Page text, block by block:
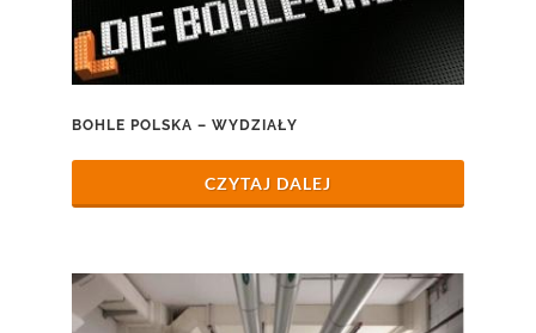
BOHLE POLSKA – WYDZIAŁY
CZYTAJ DALEJ